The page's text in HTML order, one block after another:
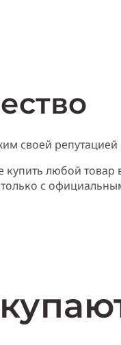
цветочный, фруктовый
Италия (Italy)
своей репутацией
купить любой товар
с